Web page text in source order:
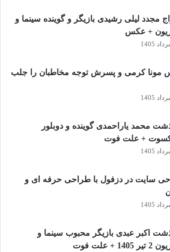
مجدد لیلی رشیدی بازیگر و گوینده سینما و
+ عکس
مونا کرمی و پسرش توجه مخاطبان را جلب
محمد یاراحمدی گوینده و دوبلور
+ علت فوت
سایت در دزفول با طراحی حرفه‌ ای و
اکبر عبدی بازیگر محبوب سینما و
+ علت فوت